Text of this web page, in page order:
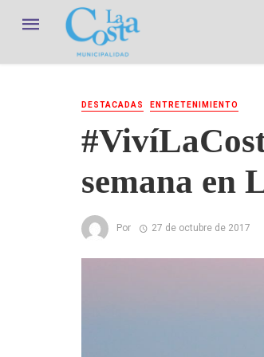
DESTACADAS ENTRETENIMIENTO
semana en
Por 27 de octubre de 2017